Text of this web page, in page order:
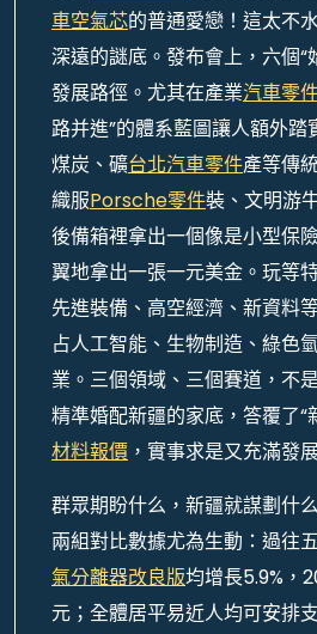
車空氣芯的普通愛戀！這太不
深遠的謎底。發布會上，六個“
發展路徑。尤其在產業汽車零
路并進”的體系藍圖讓人額外踏
煤炭、礦台北汽車零件產等傳
織服Porsche零件裝、文明游
後備箱裡拿出一個像是小型保
翼地拿出一張一元美金。玩等
先進裝備、高空經濟、新資料
占人工智能、生物制造、綠色
業。三個領域、三個賽道，不
精準婚配新疆的家底，答覆了“
材料報價 ，實事求是又充滿發
群眾期盼什么，新疆就謀劃什
兩組對比數據尤為生動：過往
氣分離器改良版均增長5.9%，
元；全體居平易近人均可安排